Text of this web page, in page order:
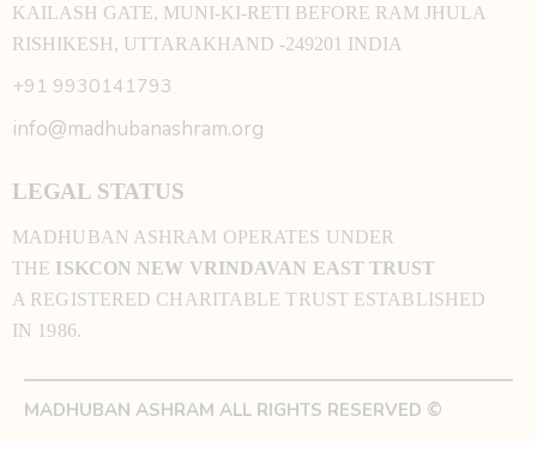
KAILASH GATE, MUNI-KI-RETI BEFORE RAM JHULA
RISHIKESH, UTTARAKHAND -249201 INDIA
+91 9930141793
info@madhubanashram.org
LEGAL STATUS
MADHUBAN ASHRAM OPERATES UNDER
THE ISKCON NEW VRINDAVAN EAST TRUST
A REGISTERED CHARITABLE TRUST ESTABLISHED
IN 1986.
MADHUBAN ASHRAM ALL RIGHTS RESERVED ©